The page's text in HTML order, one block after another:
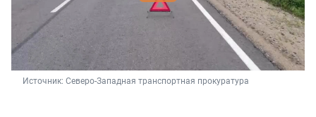
Источник: Северо-Западная транспортная прокуратура